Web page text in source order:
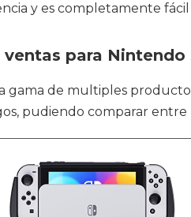
y es completamente
para Nintendo
gama de multiples
pudiendo comparar entre